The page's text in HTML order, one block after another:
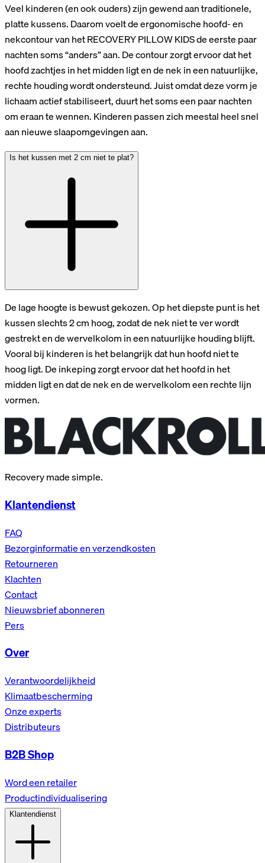
Veel kinderen (en ook ouders) zijn gewend aan traditionele,
platte kussens. Daarom voelt de ergonomische hoofd- en
nekcontour van het RECOVERY PILLOW KIDS de eerste paar
nachten soms “anders” aan. De contour zorgt ervoor dat het
hoofd zachtjes in het midden ligt en de nek in een natuurlijke,
rechte houding wordt ondersteund. Juist omdat deze vorm je
lichaam actief stabiliseert, duurt het soms een paar nachten
om eraan te wennen. Kinderen passen zich meestal heel snel
aan nieuwe slaapomgevingen aan.
Is het kussen met 2 cm niet te plat?
De lage hoogte is bewust gekozen. Op het diepste punt is het
kussen slechts 2 cm hoog, zodat de nek niet te ver wordt
gestrekt en de wervelkolom in een natuurlijke houding blijft.
Vooral bij kinderen is het belangrijk dat hun hoofd niet te
hoog ligt. De inkeping zorgt ervoor dat het hoofd in het
midden ligt en dat de nek en de wervelkolom een rechte lijn
vormen.
Recovery made simple.
Klantendienst
FAQ
Bezorginformatie en verzendkosten
Retourneren
Klachten
Contact
Nieuwsbrief abonneren
Pers
Over
Verantwoordelijkheid
Klimaatbescherming
Onze experts
Distributeurs
B2B Shop
Word een retailer
Productindividualisering
Klantendienst